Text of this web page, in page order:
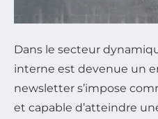
Dans le secteur
interne est devenue un
newsletter s’impose
et capable d’atteindre